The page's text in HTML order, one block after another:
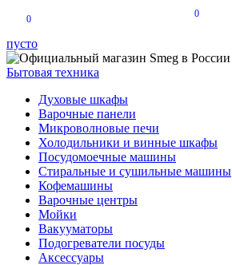
0
0
пусто
Бытовая техника
Духовые шкафы
Варочные панели
Микроволновые печи
Холодильники и винные шкафы
Посудомоечные машины
Стиральные и сушильные машины
Кофемашины
Варочные центры
Мойки
Вакууматоры
Подогреватели посуды
Аксессуары